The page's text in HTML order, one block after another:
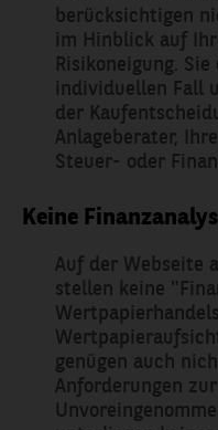
berücksichtigen
im Hinblick auf
Risikoneigung.
individuellen Fall
der
Anlageberater,
Steuer- oder
Keine
Auf der Webseite
stellen keine
genügen auch
Anforderungen